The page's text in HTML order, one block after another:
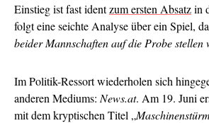
Einstieg ist fast identzum ersten Absatzin
folgt eine seichte Analyse über ein Spiel,
beider Mannschaften auf die Probe stellen
Im Politik-Ressort wiederholen sich
anderen Mediums: News.at. Am 19. Juni
mit dem kryptischen Titel „